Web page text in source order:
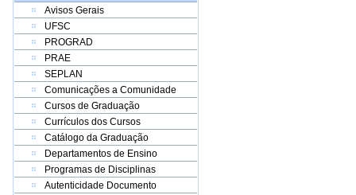
Avisos Gerais
UFSC
PROGRAD
PRAE
SEPLAN
Comunicações a Comunidade
Cursos de Graduação
Currículos dos Cursos
Catálogo da Graduação
Departamentos de Ensino
Programas de Disciplinas
Autenticidade Documento